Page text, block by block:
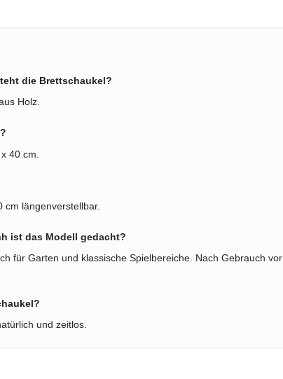
die Brettschaukel?
Holz.
40 cm.
cm längenverstellbar.
ist das Modell gedacht?
für Garten und klassische Spielbereiche. Nach Gebrauch
und zeitlos.